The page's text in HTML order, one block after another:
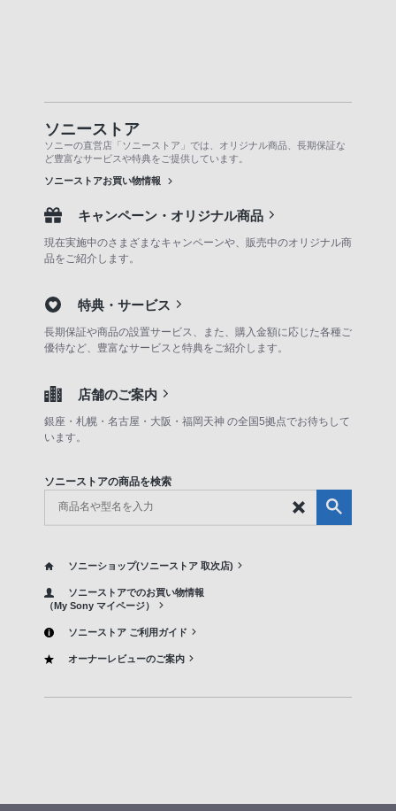
ソニーストア
ソニーの直営店「ソニーストア」では、オリジナル商品、長期保証な
ど豊富なサービスや特典をご提供しています。
ソニーストアお買い物情報
キャンペーン・オリジナル商品
現在実施中のさまざまなキャンペーンや、販売中のオリジナル商
品をご紹介します。
特典・サービス
長期保証や商品の設置サービス、また、購入金額に応じた各種ご
優待など、豊富なサービスと特典をご紹介します。
店舗のご案内
銀座・札幌・名古屋・大阪・福岡天神 の全国5拠点でお待ちして
います。
ソニーストアの商品を検索
ソニーショップ(ソニーストア 取次店)
ソニーストアでのお買い物情報
（My Sony マイページ）
ソニーストア ご利用ガイド
オーナーレビューのご案内